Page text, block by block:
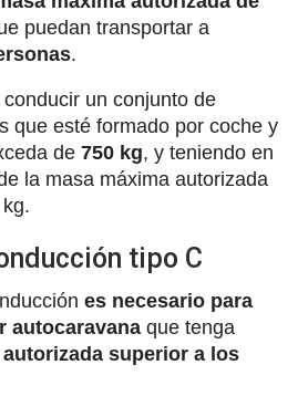
puedan transportar a
.
un conjunto de
que esté formado por coche y
de 750 kg, y teniendo en
la masa máxima autorizada
tipo C
es necesario para
autocaravana que tenga
superior a los